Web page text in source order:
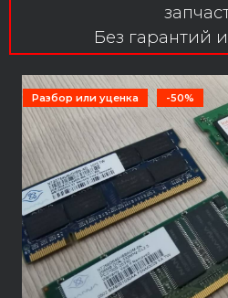
Без гарантий
Разбор или уценка -50%